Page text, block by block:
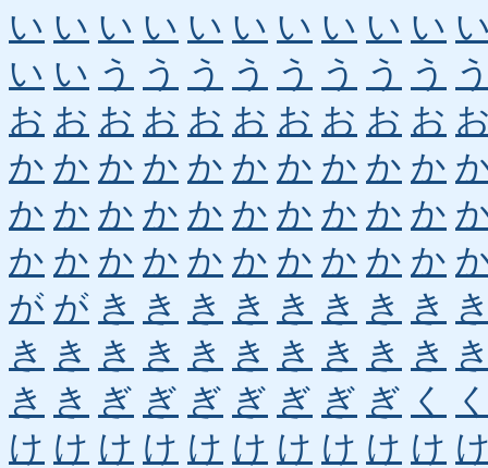
い い い い い い い い い い
い い う う う う う う う う
お お お お お お お お お お
か か か か か か か か か か
か か か か か か か か か か
か か か か か か か か か か
が が き き き き き き き き
き き き き き き き き き き
き き ぎ ぎ ぎ ぎ ぎ ぎ ぎ く
け け け け け け け け け け